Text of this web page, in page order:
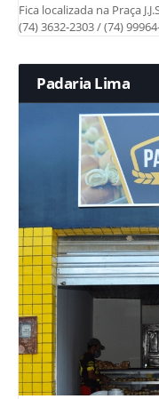
Fica localizada na Praça
(74) 3632-2303 / (74)
Padaria Lima